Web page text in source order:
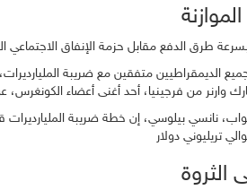
الديمقراطيين متفقين مع ضريبة